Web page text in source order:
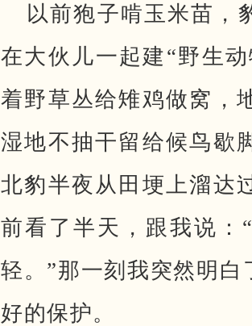
以前狍子啃玉米苗，
在大伙儿一起建“野生
着野草丛给雉鸡做窝，
湿地不抽干留给候鸟歇
北豹半夜从田埂上溜达
前看了半天，跟我说：
轻。”那一刻我突然明
好的保护。